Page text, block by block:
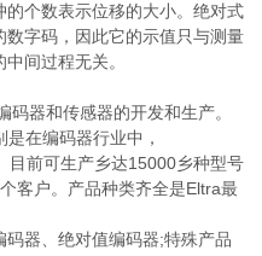
个数表示位移的大小。绝对式
字码，因此它的示值只与测量
间过程无关。
器和传感器的开发和生产。
在编码器行业中，
前可生产乡达15000乡种型号
客户。产品种类齐全是Eltra最
器、绝对值编码器;特殊产品